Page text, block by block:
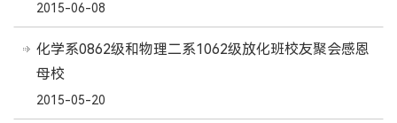
2015-06-08
化学系0862级和物理二系1062级放化班校友聚会感恩
母校
2015-05-20